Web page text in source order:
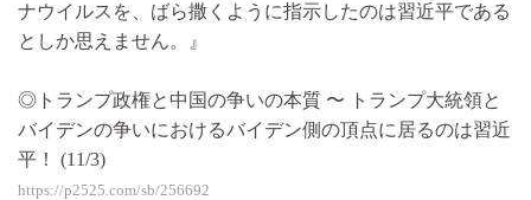
ナウイルスを、ばら撒くように指示したのは習近平である
としか思えません。』
◎トランプ政権と中国の争いの本質 〜 トランプ大統領と
バイデンの争いにおけるバイデン側の頂点に居るのは習近
平！ (11/3)
https://p2525.com/sb/256692